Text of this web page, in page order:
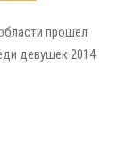
прошел
девушек 2014